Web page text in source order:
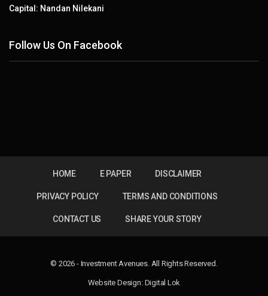
Capital: Nandan Nilekani
Follow Us On Facebook
HOME E PAPER DISCLAIMER
PRIVACY POLICY TERMS AND CONDITIONS
CONTACT US SHARE YOUR STORY
© 2026 - Investment Avenues. All Rights Reserved.
Website Design: Digital Lok